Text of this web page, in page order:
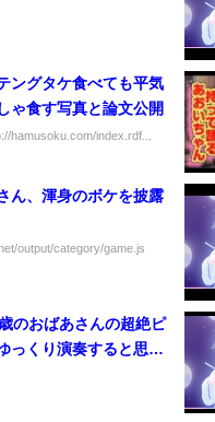
ングタケ食べても平気
ゃ食す写真と論文公開
hamusoku.com/index.rdf...
ん、渾身のボケを披露
output/category/game.js
のおばあさんの超絶ピ
っくり演奏すると思い